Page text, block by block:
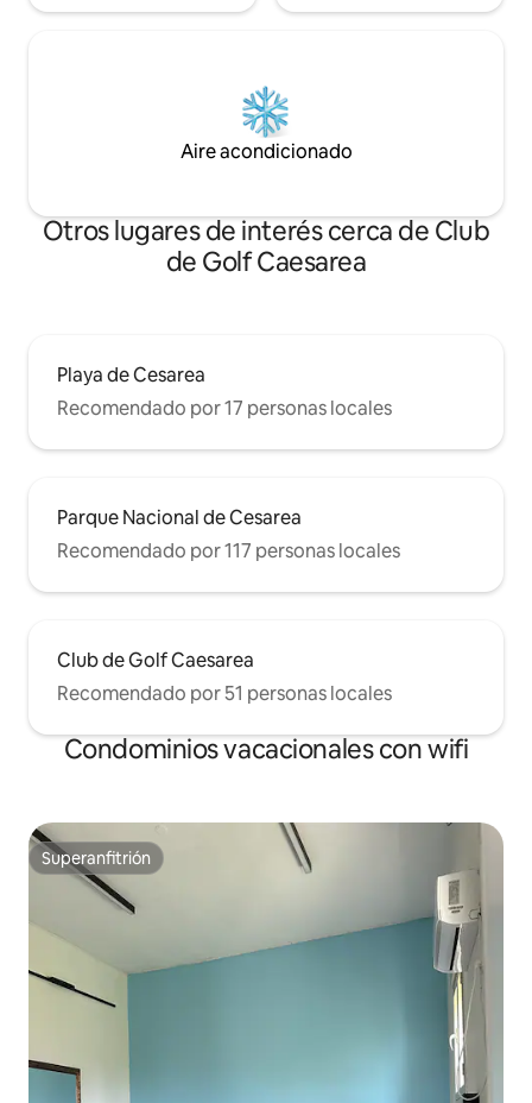
Aire acondicionado
Otros lugares de interés cerca de Club
de Golf Caesarea
Playa de Cesarea
Recomendado por 17 personas locales
Parque Nacional de Cesarea
Recomendado por 117 personas locales
Club de Golf Caesarea
Recomendado por 51 personas locales
Condominios vacacionales con wifi
Superanfitrión
Superanfitrión